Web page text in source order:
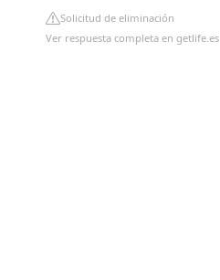
Solicitud de eliminación
Ver respuesta completa en getlife.es